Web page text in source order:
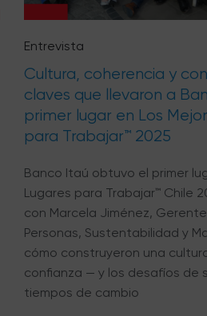
Entrevista
Cultura, coherencia y
claves que llevaron a
primer lugar en Los
para Trabajar™ 2025
Banco Itaú obtuvo el primer
Lugares para Trabajar™ Chile
con Marcela Jiménez,
Personas, Sustentabilidad y
cómo construyeron una
confianza — y los desafíos de
tiempos de cambio